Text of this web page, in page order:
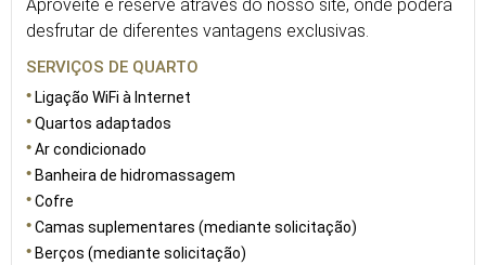
Aproveite e reserve através do nosso site, onde poderá
desfrutar de diferentes vantagens exclusivas.
SERVIÇOS DE QUARTO
Ligação WiFi à Internet
Quartos adaptados
Ar condicionado
Banheira de hidromassagem
Cofre
Camas suplementares (mediante solicitação)
Berços (mediante solicitação)